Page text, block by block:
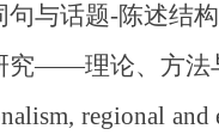
话题-陈述结构
——理论、方法与
regional and